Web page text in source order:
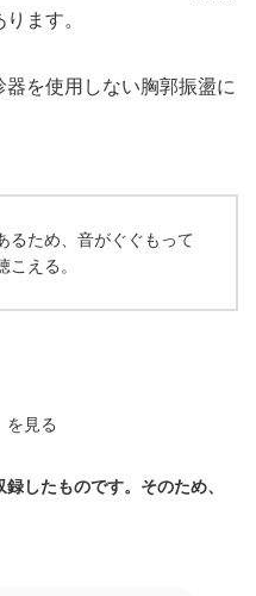
ます。
を使用しない胸郭振盪に
るため、音がぐぐもって
こえる。
を見る
したものです。そのため、